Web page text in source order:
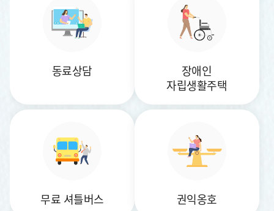
동료상담
장애인
자립생활주택
무료 셔틀버스 권익옹호